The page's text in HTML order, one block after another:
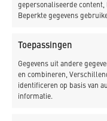
gepersonaliseerde
Beperkte gegevens
Toepassingen
Gegevens uit andere
en combineren,
identificeren op basis van
informatie.